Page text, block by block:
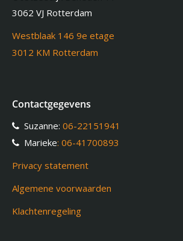
3062 VJ Rotterdam
Westblaak 146 9e etage
3012 KM Rotterdam
Contactgegevens
Suzanne: 06-22151941
Marieke: 06-41700893
Privacy statement
Algemene voorwaarden
Klachtenregeling